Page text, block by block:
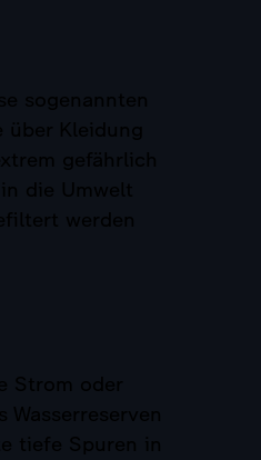
sogenannten
über Kleidung
gefährlich
die Umwelt
werden
Strom oder
tiefe Spuren in